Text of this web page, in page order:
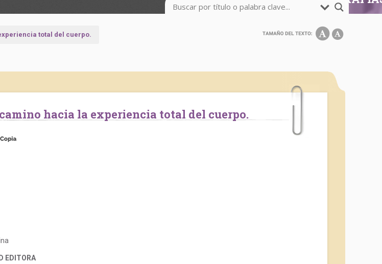
total del cuerpo.
camino hacia la experiencia total del cuerpo.
EDITORA